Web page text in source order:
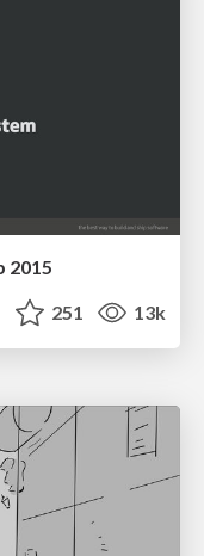
2015
251 13k